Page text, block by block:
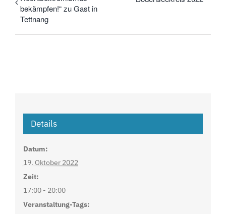
bekämpfen!“ zu Gast in
Tettnang
Details
Datum:
19. Oktober 2022
Zeit:
17:00 - 20:00
Veranstaltung-Tags: